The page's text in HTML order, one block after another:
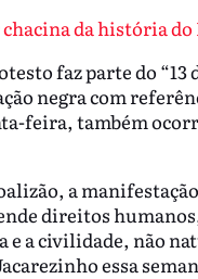
da história do
faz parte do “13
negra com
feira, também
a
direitos
a civilidade, não
essa